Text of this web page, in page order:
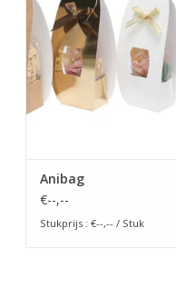
TOEVOEGEN AAN
Anibag
€--,--
Stukprijs : €--,-- / Stuk